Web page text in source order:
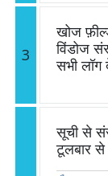
3
खोज
विंडोज
सभी
सूची से
टूलबार